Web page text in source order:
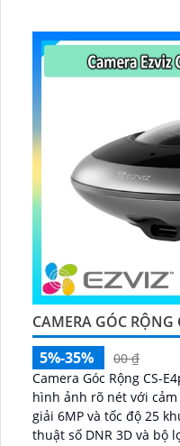
CAMERA GÓC RỘNG
5%-35%
00 ₫
Camera Góc Rộng CS-
hình ảnh rõ nét với cảm
giải 6MP và tốc độ 25 khung
thuật số DNR 3D và bộ